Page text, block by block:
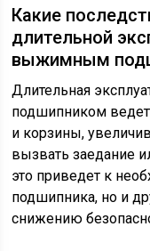
Какие
длительной
выжимным
Длительная
подшипником
и корзины,
вызвать заедание
это приведет к
подшипника, но и
снижению